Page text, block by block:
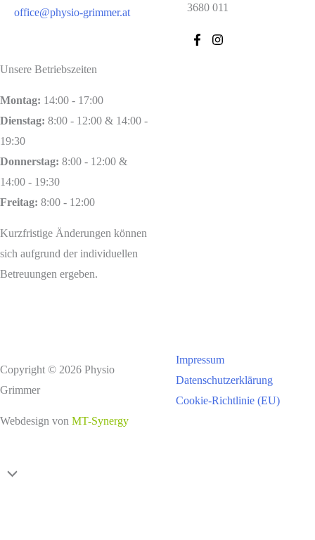
office@physio-grimmer.at
3680 011
Unsere Betriebszeiten
Montag: 14:00 - 17:00
Dienstag: 8:00 - 12:00 & 14:00 -
19:30
Donnerstag: 8:00 - 12:00 &
14:00 - 19:30
Freitag: 8:00 - 12:00
Kurzfristige Änderungen können
sich aufgrund der individuellen
Betreuungen ergeben.
Copyright © 2026 Physio
Grimmer
Impressum
Datenschutzerklärung
Cookie-Richtlinie (EU)
Webdesign von MT-Synergy
Nach